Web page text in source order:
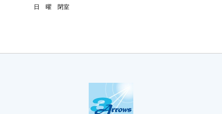
日 曜 閉室